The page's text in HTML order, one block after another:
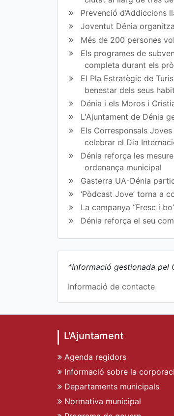
ir
en
Fa
ce
bo
ok
ir
en
Tw
itt
er
Prevenció
Joventut Dénia
Més de 200 persones
Els programes de
completa durant els
El Pla Estratègic de
benestar dels seus
Dénia i els Moros i
L'Ajuntament de Dénia
Els Corresponsals
celebrar el Dia
Dénia reforça les
ordenança municipal
Gasterra UA-Dénia
‘Pòdcast Jove’ torna a
La campanya “Fresc i
Dénia reforça el seu
*Informació gestionada pel
Informació de contacte
L'Ajuntament
Agenda regidors
Informació sobre la
Departaments municipals
Normativa municipal